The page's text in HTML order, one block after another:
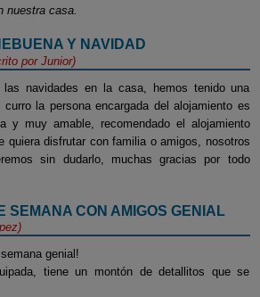
nuestra casa.
Y NAVIDAD
por Junior)
las navidades en la casa, hemos tenido una
la persona encargada del alojamiento es
y muy amable, recomendado el alojamiento
quiera disfrutar con familia o amigos, nosotros
sin dudarlo, muchas gracias por todo
SEMANA CON AMIGOS GENIAL
)
genial!
tiene un montón de detallitos que se